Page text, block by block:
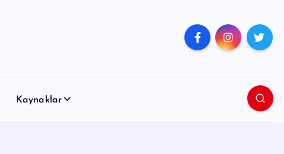
Kaynaklar